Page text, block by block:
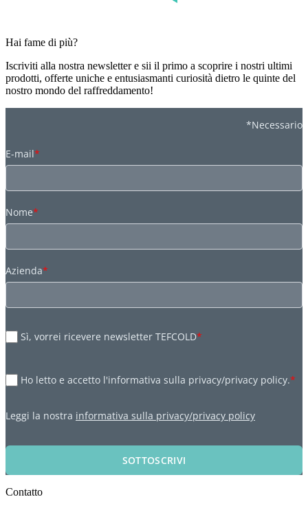
Hai fame di più?
Iscriviti alla nostra newsletter e sii il primo a scoprire i nostri ultimi
prodotti, offerte uniche e entusiasmanti curiosità dietro le quinte del
nostro mondo del raffreddamento!
*Necessario
E-mail*
Nome*
Azienda*
Sì, vorrei ricevere newsletter TEFCOLD*
Ho letto e accetto l'informativa sulla privacy/privacy policy.*
Leggi la nostra informativa sulla privacy/privacy policy
SOTTOSCRIVI
Contatto